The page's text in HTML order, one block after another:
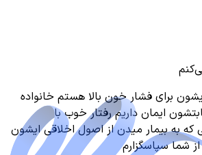
ایشون برای فشار خون بالا هستم خانواده
ایمان داریم رفتار خوب با
که به بیمار میدن از اصول اخلاقی ایشون
شما سپاسگزارم